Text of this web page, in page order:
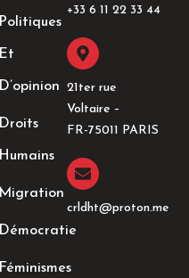
Politiques
Et
D’opinion
Droits
Humains
Migration
Démocratie
Féminismes
+33 6 11 22 33 44​
21ter rue
Voltaire –
FR-75011 PARIS
crldht@proton.me